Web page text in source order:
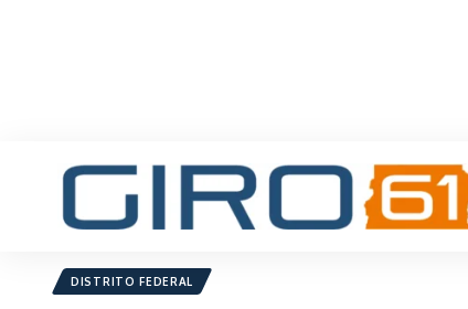
DISTRITO FEDERAL